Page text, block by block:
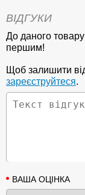
ВІДГУКИ
До даного
першим!
Щоб залишити
зареєструйтеся.
ВАША ОЦІНКА